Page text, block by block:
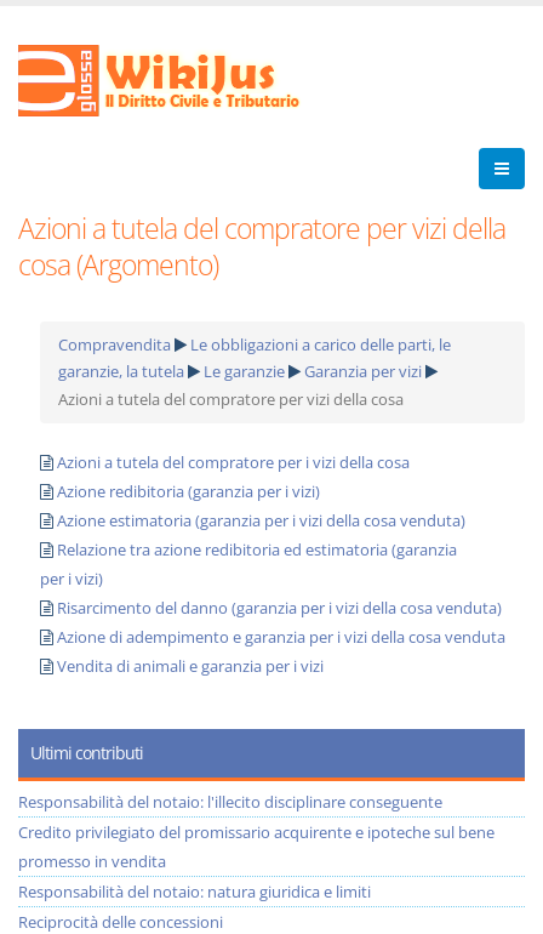
Azioni a tutela del compratore per vizi della
cosa (Argomento)
Compravendita
Le obbligazioni a carico delle parti, le
garanzie, la tutela
Le garanzie
Garanzia per vizi
Azioni a tutela del compratore per vizi della cosa
Azioni a tutela del compratore per i vizi della cosa
Azione redibitoria (garanzia per i vizi)
Azione estimatoria (garanzia per i vizi della cosa venduta)
Relazione tra azione redibitoria ed estimatoria (garanzia
per i vizi)
Risarcimento del danno (garanzia per i vizi della cosa venduta)
Azione di adempimento e garanzia per i vizi della cosa venduta
Vendita di animali e garanzia per i vizi
Ultimi contributi
Responsabilità del notaio: l'illecito disciplinare conseguente
Credito privilegiato del promissario acquirente e ipoteche sul bene
promesso in vendita
Responsabilità del notaio: natura giuridica e limiti
Reciprocità delle concessioni